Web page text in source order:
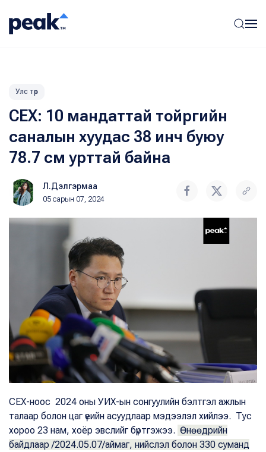
Улс төр
СЕХ: 10 мандаттай тойргийн
саналын хуудас 38 инч буюу
78.7 см урттай байна
Л.Дэлгэрмаа
05 сарын 07, 2024
СЕХ-ноос 2024 оны УИХ-ын сонгуулийн бэлтгэл ажлын
талаар болон цаг үеийн асуудлаар мэдээлэл хийлээ. Тус
хороо 23 нам, хоёр эвслийг бүртгэжээ. Өнөөдрийн
байдлаар /2024.05.07/аймаг, нийслэл болон 330 суманд